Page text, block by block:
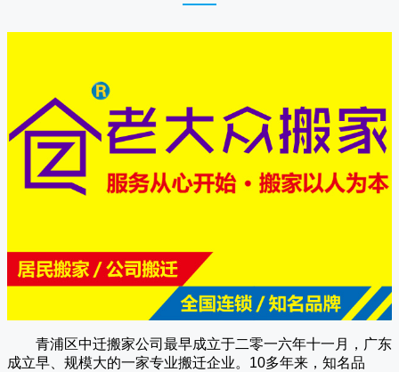
青浦区中迁搬家公司 最早成立于二零一六年十一月，广东
成立早、规模大的一家专业搬迁企业。10多年来，知名品